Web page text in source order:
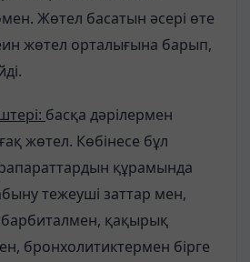
Жөтел басатын әсері өте
жөтел орталығына барып,
басқа дәрілермен
жөтел. Көбінесе бұл
құрамында
тежеуші заттар мен,
қақырық
бронхолитиктермен бірге